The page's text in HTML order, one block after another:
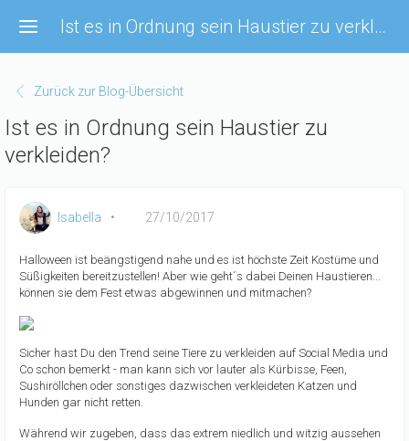
zum
Inhalt
Ist es in Ordnung sein Haustier zu verkleiden?
Zurück zur Blog-Übersicht
Ist es in Ordnung sein Haustier zu
verkleiden?
Isabella 27/10/2017
Halloween ist beängstigend nahe und es ist höchste Zeit Kostüme und
Süßigkeiten bereitzustellen! Aber wie geht´s dabei Deinen Haustieren...
können sie dem Fest etwas abgewinnen und mitmachen?
Sicher hast Du den Trend seine Tiere zu verkleiden auf Social Media und
Co schon bemerkt - man kann sich vor lauter als Kürbisse, Feen,
Sushiröllchen oder sonstiges dazwischen verkleideten Katzen und
Hunden gar nicht retten.
Während wir zugeben, dass das extrem niedlich und witzig aussehen